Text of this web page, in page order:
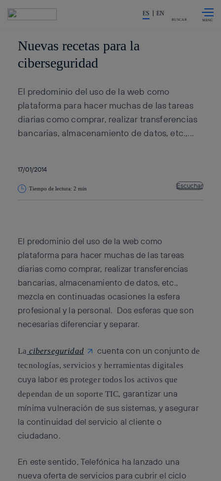
La acción en accionistas e
ES EN
BUSCAR
Nuevas recetas para la
ciberseguridad
El predominio del uso de la web como
plataforma para hacer muchas de las tareas
diarias como comprar, realizar transferencias
bancarias, almacenamiento de datos, etc.,...
17/01/2014
Tiempo de lectura: 2 min Escuchar
El predominio del uso de la web como
plataforma para hacer muchas de las tareas
diarias como comprar, realizar transferencias
bancarias, almacenamiento de datos, etc.,
mezcla en continuadas ocasiones la esfera
profesional y la personal. Dos esferas que son
necesarias diferenciar y separar.
La ciberseguridad cuenta con un conjunto de
tecnologías, servicios y herramientas digitales
cuya labor esproteger todos los activos que
dependan de un soporte TIC, garantizar una
mínima vulneración de sus sistemas, y asegurar
la continuidad del servicio al cliente o
ciudadano.
En este sentido, Telefónica ha lanzado una
nueva oferta de servicios para cubrir el ciclo